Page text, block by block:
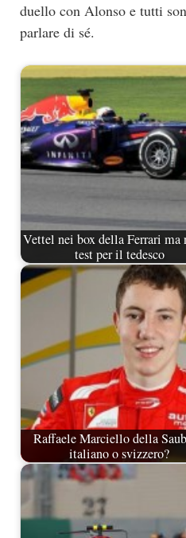
duello con Alonso e tutti
parlare di sé.
Vettel nei box della Ferrari ma
test per il tedesco
Raffaele Marciello della
italiano o svizzero?